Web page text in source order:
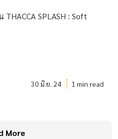
SPLASH : Soft
30 มิ.ย. 24 1 min read
More